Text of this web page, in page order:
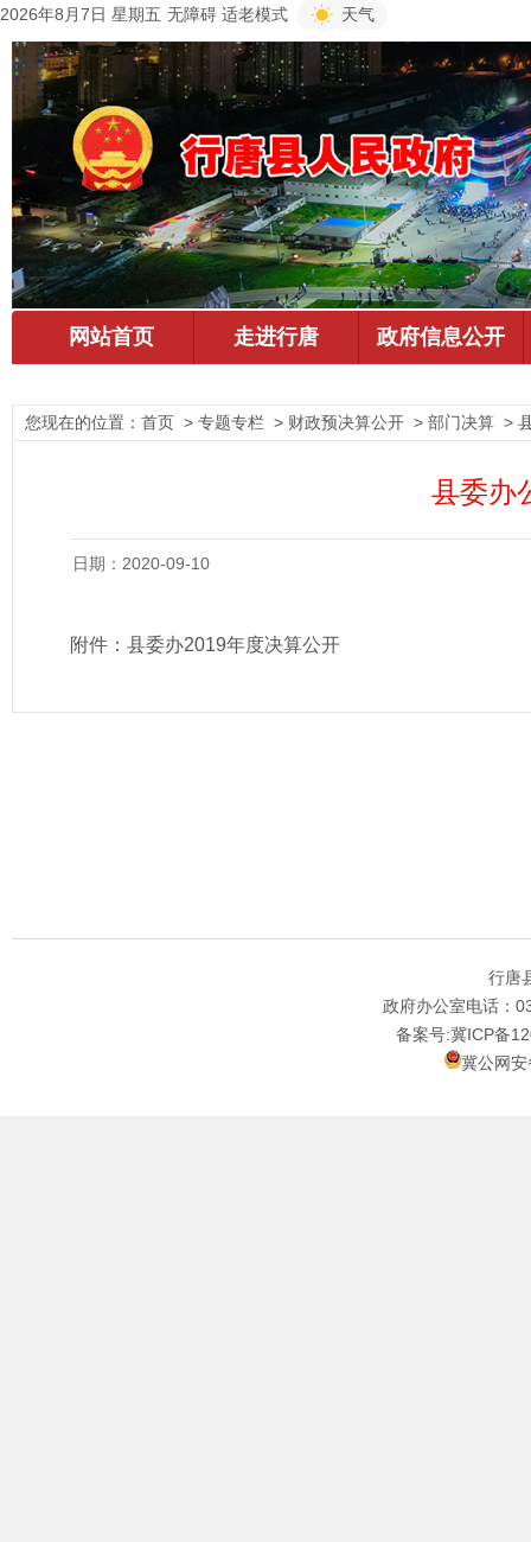
2026年8月7日 星期五 无障碍 适老模式 天气
您现在的位置： 首页 > 专题专栏 > 财政预决算公开 > 部门决算 >
县委办
日期：2020-09-10
附件： 县委办2019年度决算公开